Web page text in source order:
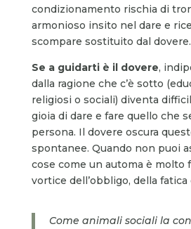
condizionamento rischia di
armonioso insito nel dare e
scompare sostituito dal dovere.
Se a guidarti è il dovere,
dalla ragione che c’è sotto
religiosi o sociali) diventa
gioia di dare e fare quello che
persona. Il dovere oscura
spontanee. Quando non puoi
cose come un automa è molto
vortice dell’obbligo, della fatica
Come animali sociali la